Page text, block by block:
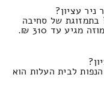
עציון?
בתמזוגת של סחיבה
על-גבי משטח ופירוק המחירון הוא החל מוזה מגיע עד 310 ₪.
לבית העלות הוא